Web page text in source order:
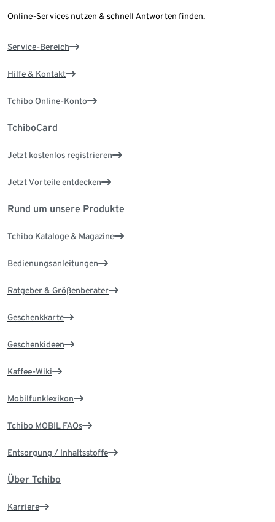
Online-Services nutzen & schnell Antworten finden.
Service-Bereich
Hilfe & Kontakt
Tchibo Online-Konto
TchiboCard
Jetzt kostenlos registrieren
Jetzt Vorteile entdecken
Rund um unsere Produkte
Tchibo Kataloge & Magazine
Bedienungsanleitungen
Ratgeber & Größenberater
Geschenkkarte
Geschenkideen
Kaffee-Wiki
Mobilfunklexikon
Tchibo MOBIL FAQs
Entsorgung / Inhaltsstoffe
Über Tchibo
Karriere